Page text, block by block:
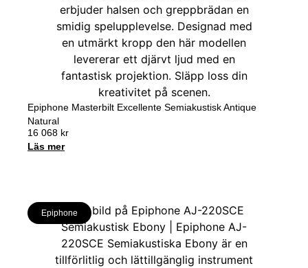
Epiphone Masterbilt Excellente Semiakustisk Antique
Natural
16 068 kr
Läs mer
Epiphone